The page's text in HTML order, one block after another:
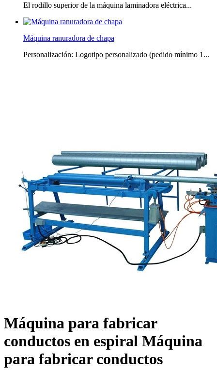
El rodillo superior de la máquina laminadora eléctrica...
Máquina ranuradora de chapa
Personalización: Logotipo personalizado (pedido mínimo 1...
Máquina para fabricar
conductos en espiral Máquina
para fabricar conductos